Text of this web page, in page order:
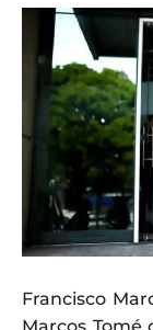
Francisco